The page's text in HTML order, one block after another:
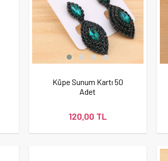
Küpe Sunum Kartı 50
Adet
120,00 TL